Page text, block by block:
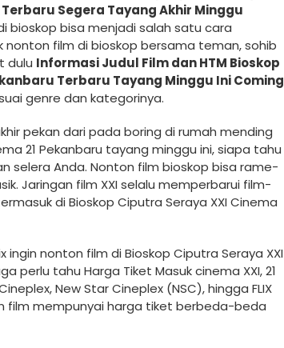
Segera Tayang Akhir Minggu
bioskop bisa menjadi salah satu cara
nonton film di bioskop bersama teman, sohib
dulu Informasi Judul Film dan HTM Bioskop
Terbaru Tayang Minggu Ini Coming
genre dan kategorinya.
pekan dari pada boring di rumah mending
21 Pekanbaru tayang minggu ini, siapa tahu
selera Anda. Nonton film bioskop bisa rame-
Jaringan film XXI selalu memperbarui film-
di Bioskop Ciputra Seraya XXI Cinema
ingin nonton film di Bioskop Ciputra Seraya XXI
perlu tahu Harga Tiket Masuk cinema XXI, 21
New Star Cineplex (NSC), hingga FLIX
film mempunyai harga tiket berbeda-beda